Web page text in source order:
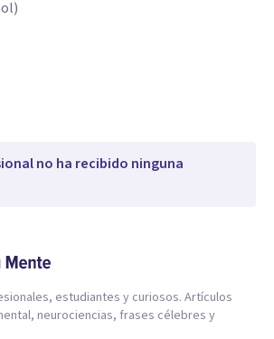
no ha recibido ninguna
estudiantes y curiosos. Artículos
neurociencias, frases célebres y